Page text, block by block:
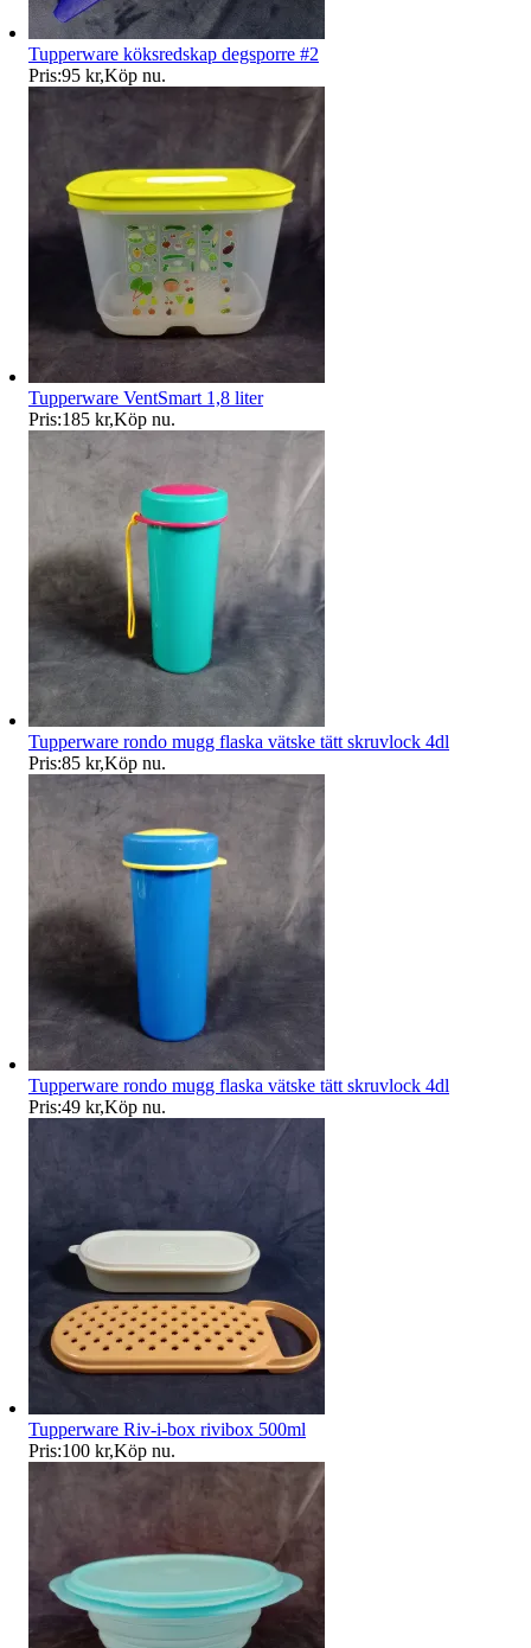
Tupperware köksredskap degsporre #2
Pris:95 kr,Köp nu.
Tupperware VentSmart 1,8 liter
Pris:185 kr,Köp nu.
Tupperware rondo mugg flaska vätske tätt skruvlock 4dl
Pris:85 kr,Köp nu.
Tupperware rondo mugg flaska vätske tätt skruvlock 4dl
Pris:49 kr,Köp nu.
Tupperware Riv-i-box rivibox 500ml
Pris:100 kr,Köp nu.